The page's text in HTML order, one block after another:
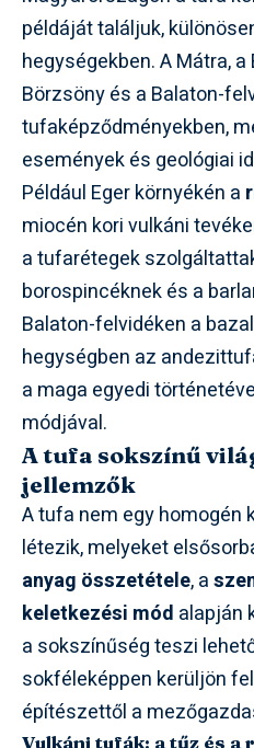
példáját találjuk,
hegységekben. AMátra, a
Börzsönyés a Balaton-
tufaképződményekben,
események és geológiai
Például Eger környékén a
miocén kori vulkáni
a tufarétegek
borospincéknek és a
Balaton-felvidéken a
hegységben az
a maga egyedi
módjával.
A tufa sokszínű
jellemzők
A tufa nem egy homogén
létezik, melyeket
anyag összetétele, a
keletkezési mód alapján
a sokszínűség teszi
sokféleképpen kerüljön
építészettől a
Vulkáni tufák: a tűz és a